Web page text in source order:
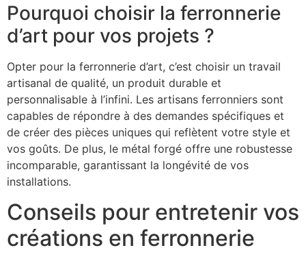
Pourquoi choisir la ferronnerie
d’art pour vos projets ?
Opter pour la ferronnerie d’art, c’est choisir un travail
artisanal de qualité, un produit durable et
personnalisable à l’infini. Les artisans ferronniers sont
capables de répondre à des demandes spécifiques et
de créer des pièces uniques qui reflètent votre style et
vos goûts. De plus, le métal forgé offre une robustesse
incomparable, garantissant la longévité de vos
installations.
Conseils pour entretenir vos
créations en ferronnerie